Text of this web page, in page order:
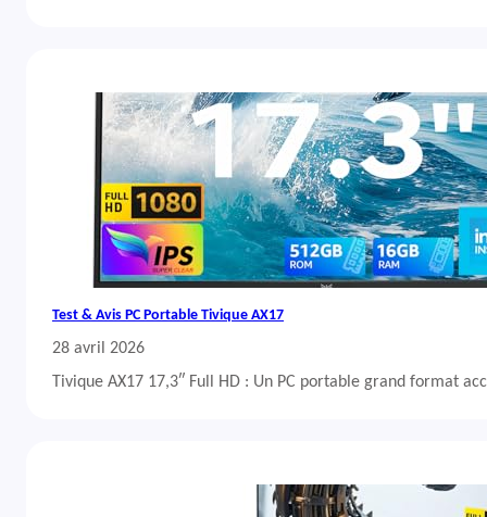
Test & Avis PC Portable Tivique AX17
28 avril 2026
Tivique AX17 17,3″ Full HD : Un PC portable grand format